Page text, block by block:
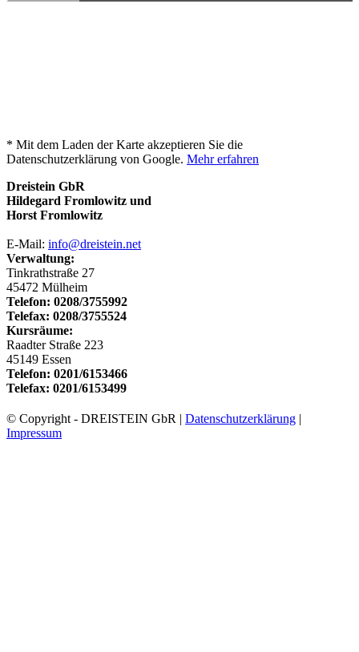
* Mit dem Laden der Karte akzeptieren Sie die
Datenschutzerklärung von Google. Mehr erfahren
Dreistein GbR
Hildegard Fromlowitz und
Horst Fromlowitz
E-Mail: info@dreistein.net
Verwaltung:
Tinkrathstraße 27
45472 Mülheim
Telefon: 0208/3755992
Telefax: 0208/3755524
Kursräume:
Raadter Straße 223
45149 Essen
Telefon: 0201/6153466
Telefax: 0201/6153499
© Copyright - DREISTEIN GbR | Datenschutzerklärung |
Impressum